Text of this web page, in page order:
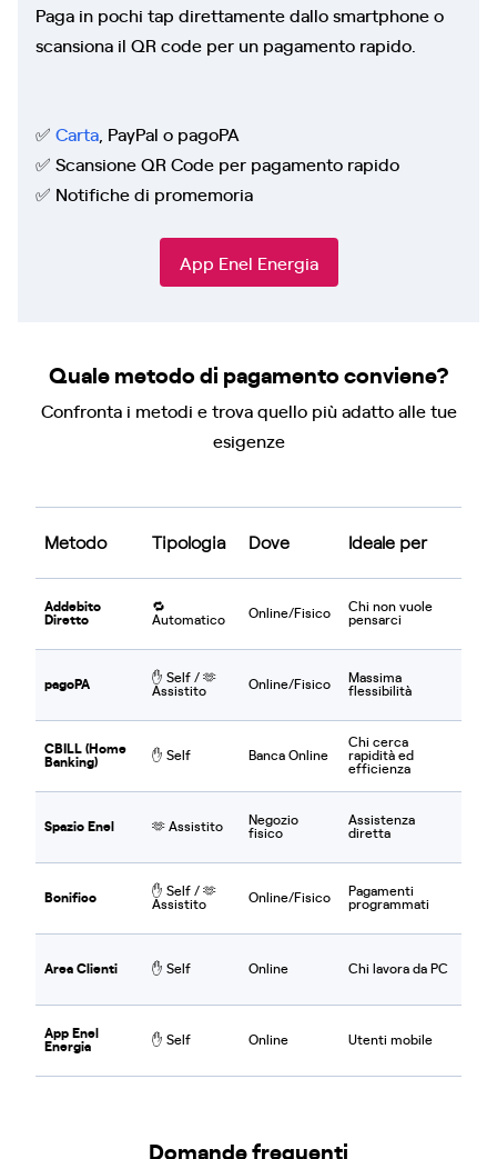
Paga in pochi tap direttamente dallo smartphone o
scansiona il QR code per un pagamento rapido.
✅ Carta PayPal o pagoPA
✅ Scansione QR Code per pagamento rapido
✅ Notifiche di promemoria
App Enel Energia
Quale metodo di pagamento conviene?
Confronta i metodi e trova quello più adatto alle tue
esigenze
Metodo Tipologia Dove Ideale per
Addebito
Diretto
🔁
Automatico Online/Fisico Chi non vuole
pensarci
pagoPA ✋​ Self / ​🫶​
Assistito Online/Fisico Massima
flessibilità
CBILL (Home
Banking) ✋​ Self Banca Online
Chi cerca
rapidità ed
efficienza
Spazio Enel ​🫶​​ Assistito Negozio
fisico
Assistenza
diretta
Bonifico ✋​ Self / ​🫶​
Assistito Online/Fisico Pagamenti
programmati
Area Clienti ✋​ Self Online Chi lavora da PC
App Enel
Energia ✋​ Self Online Utenti mobile
Domande frequenti